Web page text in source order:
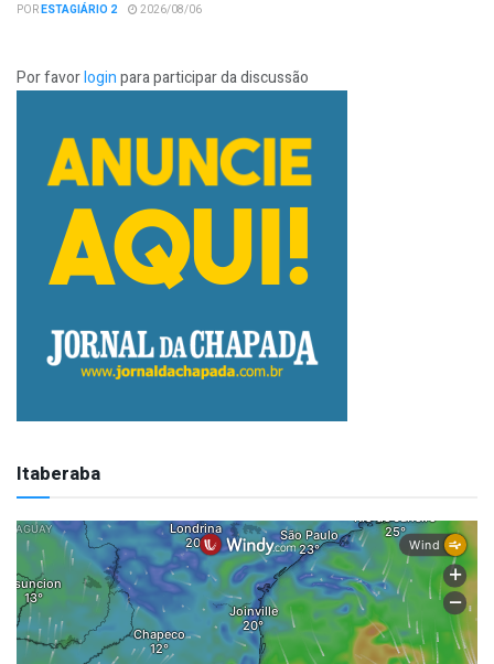
PORESTAGIÁRIO 2 2026/08/06
Por favorloginpara participar da discussão
Itaberaba